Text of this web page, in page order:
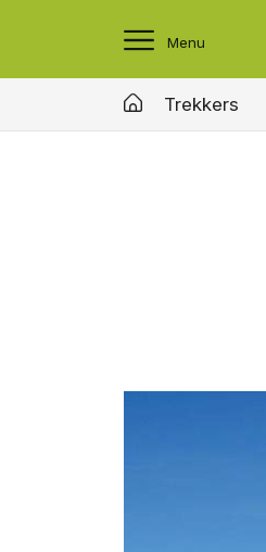
Menu
Trekkers